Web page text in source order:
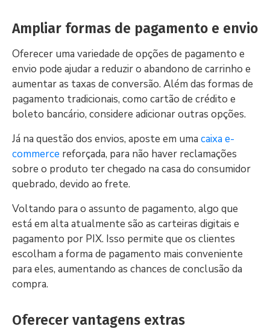
Ampliar formas de pagamento e envio
Oferecer uma variedade de opções de pagamento e
envio pode ajudar a reduzir o abandono de carrinho e
aumentar as taxas de conversão. Além das formas de
pagamento tradicionais, como cartão de crédito e
boleto bancário, considere adicionar outras opções.
Já na questão dos envios, aposte em uma caixa e-
commerce reforçada, para não haver reclamações
sobre o produto ter chegado na casa do consumidor
quebrado, devido ao frete.
Voltando para o assunto de pagamento, algo que
está em alta atualmente são as carteiras digitais e
pagamento por PIX. Isso permite que os clientes
escolham a forma de pagamento mais conveniente
para eles, aumentando as chances de conclusão da
compra.
Oferecer vantagens extras